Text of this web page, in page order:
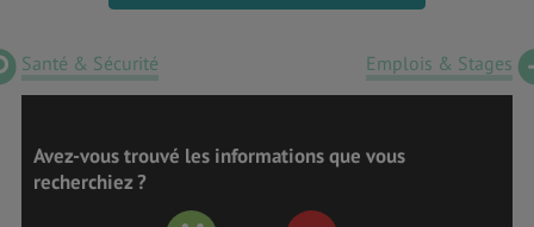
Santé & Sécurité Emplois & Stages
Avez-vous trouvé les informations que vous
recherchiez ?